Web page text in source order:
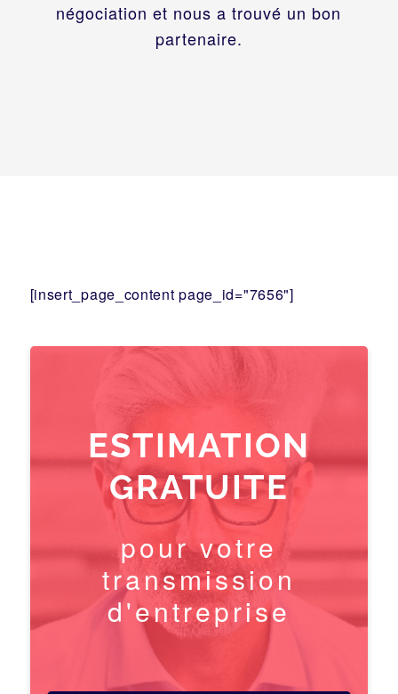
négociation et nous a trouvé un bon
partenaire.
[insert_page_content page_id="7656"]
ESTIMATION
GRATUITE
pour votre
transmission
d'entreprise